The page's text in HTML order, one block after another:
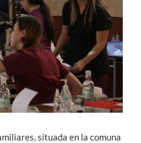
situada en la comuna